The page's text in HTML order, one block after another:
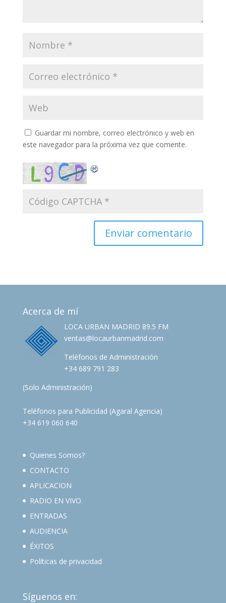
Guardar mi nombre, correo electrónico y web en
este navegador para la próxima vez que comente.
Acerca de mí
LOCA URBAN MADRID 89.5 FM
ventas@locaurbanmadrid.com
Teléfonos de Administración
+34 689 791 283
(Solo Administración)
Teléfonos para Publicidad (Agaral Agencia)
+34 619 060 640
Quienes Somos?
CONTACTO
APLICACION
RADIO EN VIVO
ENTRADAS
AUDIENCIA
ÉXITOS
Políticas de privacidad
Síguenos en: